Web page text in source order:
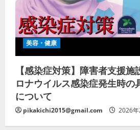
美容・健康
【感染症対策】障害者支援
ロナウイルス感染症発生時の
について
pikakichi2015@gmail.com 2026